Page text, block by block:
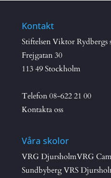
Kontakt
Stiftelsen Viktor Rydbergs
Frejgatan 30
113 49 Stockholm
Telefon08-622 21 00
Kontakta oss
Våra skolor
VRG DjursholmVRG
SundbybergVRS